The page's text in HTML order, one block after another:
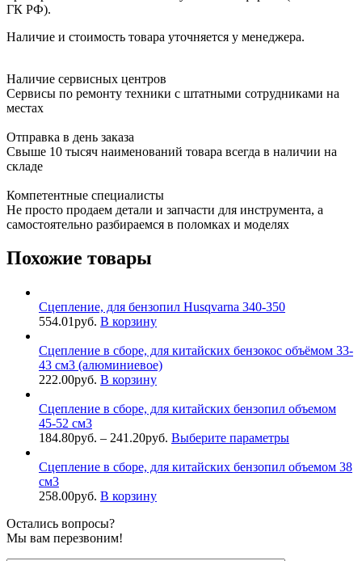
ГК РФ).
Наличие и стоимость товара уточняется у менеджера.
Наличие сервисных центров
Сервисы по ремонту техники с штатными сотрудниками на
местах
Отправка в день заказа
Свыше 10 тысяч наименований товара всегда в наличии на
складе
Компетентные специалисты
Не просто продаем детали и запчасти для инструмента, а
самостоятельно разбираемся в поломках и моделях
Похожие товары
Сцепление, для бензопил Husqvarna 340-350
554.01руб. В корзину
Cцепление в сборе, для китайских бензокос объёмом 33-
43 см3 (алюминиевое)
222.00руб. В корзину
Сцепление в сборе, для китайских бензопил объемом
45-52 см3
184.80руб. – 241.20руб. Выберите параметры
Сцепление в сборе, для китайских бензопил объемом 38
см3
258.00руб. В корзину
Остались вопросы?
Мы вам перезвоним!